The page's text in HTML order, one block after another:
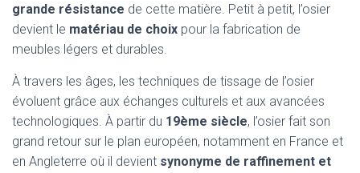
grande résistance de cette matière. Petit à petit, l’osier
devient le matériau de choix pour la fabrication de
meubles légers et durables.
À travers les âges, les techniques de tissage de l’osier
évoluent grâce aux échanges culturels et aux avancées
technologiques. À partir du 19ème siècle, l’osier fait son
grand retour sur le plan européen, notamment en France et
en Angleterre où il devient synonyme de raffinement et